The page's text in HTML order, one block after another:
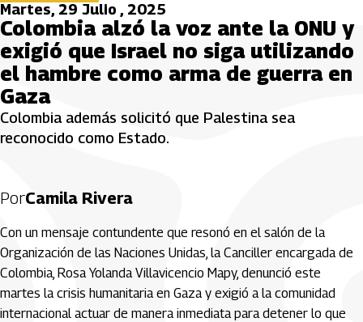
Martes, 29 Julio , 2025
Colombia alzó la voz ante la ONU y
exigió que Israel no siga utilizando
el hambre como arma de guerra en
Gaza
Colombia además solicitó que Palestina sea
reconocido como Estado.
PorCamila Rivera
Con un mensaje contundente que resonó en el salón de la
Organización de las Naciones Unidas, la Canciller encargada de
Colombia, Rosa Yolanda Villavicencio Mapy, denunció este
martes la crisis humanitaria en Gaza y exigió a la comunidad
internacional actuar de manera inmediata para detener lo que